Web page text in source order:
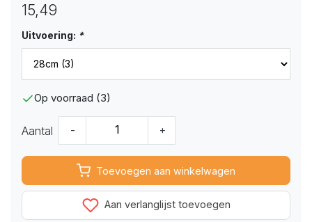
15,49
Uitvoering: *
Op voorraad (3)
Aantal - +
Toevoegen aan winkelwagen
Aan verlanglijst toevoegen